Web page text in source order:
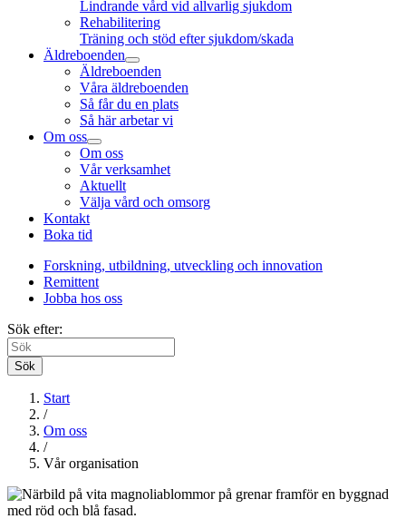
Lindrande vård vid allvarlig sjukdom
Rehabilitering
Träning och stöd efter sjukdom/skada
Äldreboenden
Äldreboenden
Våra äldreboenden
Så får du en plats
Så här arbetar vi
Om oss
Om oss
Vår verksamhet
Aktuellt
Välja vård och omsorg
Kontakt
Boka tid
Forskning, utbildning, utveckling och innovation
Remittent
Jobba hos oss
Sök efter:
Sök
Start
/
Om oss
/
Vår organisation